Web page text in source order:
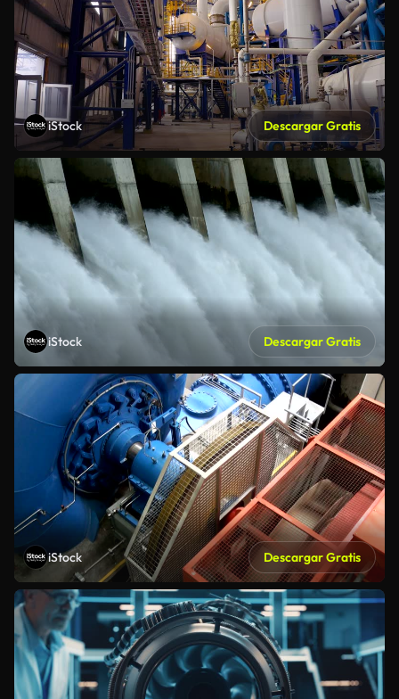
iStock Descargar Gratis
iStock Descargar Gratis
iStock Descargar Gratis